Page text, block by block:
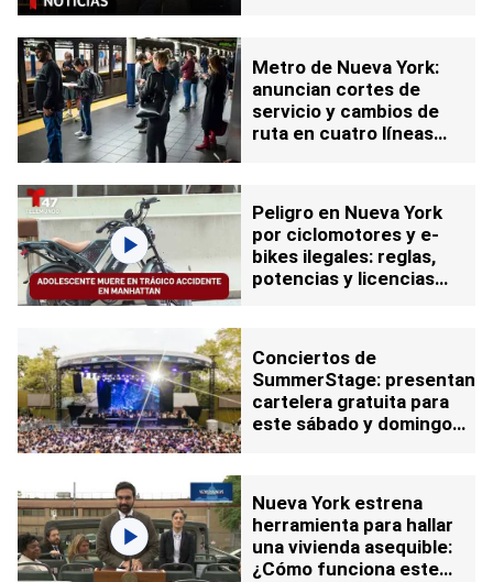
Metro de Nueva York:
anuncian cortes de
servicio y cambios de
ruta en cuatro líneas
Peligro en Nueva York
por ciclomotores y e-
bikes ilegales: reglas,
potencias y licencias
Conciertos de
SummerStage: presentan
cartelera gratuita para
este sábado y domingo
Nueva York estrena
herramienta para hallar
una vivienda asequible:
¿Cómo funciona este